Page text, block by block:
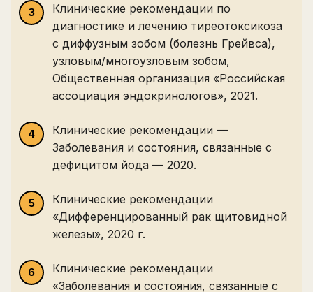
Клинические рекомендации по
диагностике и лечению тиреотоксикоза
с диффузным зобом (болезнь Грейвса),
узловым/многоузловым зобом,
Общественная организация «Российская
ассоциация эндокринологов», 2021.
Клинические рекомендации —
Заболевания и состояния, связанные с
дефицитом йода — 2020.
Клинические рекомендации
«Дифференцированный рак щитовидной
железы», 2020 г.
Клинические рекомендации
«Заболевания и состояния, связанные с